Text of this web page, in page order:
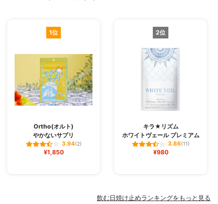
1位
Ortho(オルト)
やかないサプリ
3.94(2)
¥1,850
2位
キラ★リズム
ホワイトヴェール プレミアム
3.86(11)
¥980
飲む日焼け止めランキングをもっと見る